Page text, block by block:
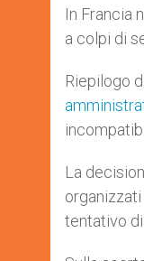
p
p
g
e
r
In Francia
a colpi di
Riepilogo
La
tentativo di